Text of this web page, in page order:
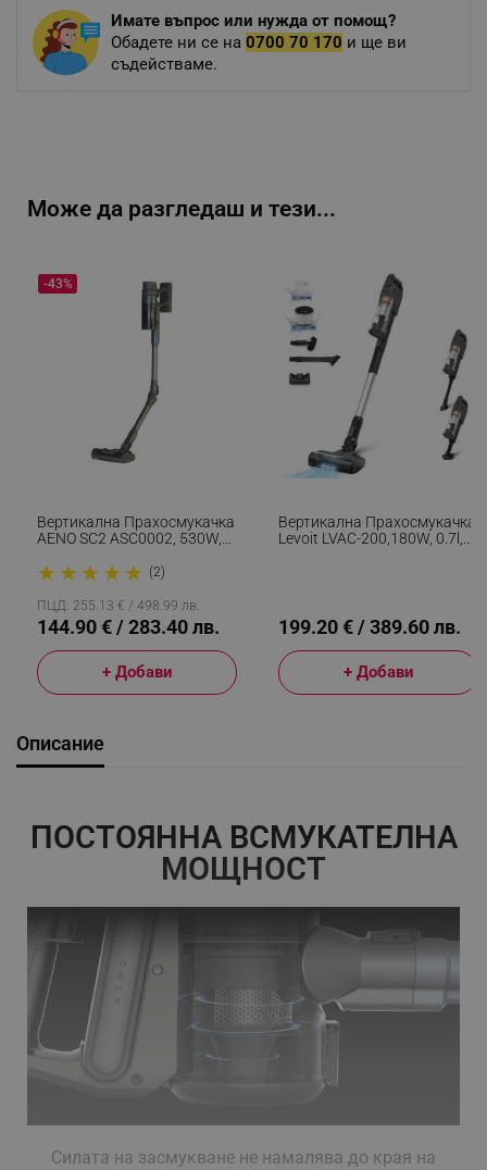
Имате въпрос или нужда от помощ?
Обадете ни се на 0700 70 170 и ще ви
съдействаме.
Може да разгледаш и тези...
Вертикална Прахосмукачка
AENO SC2 ASC0002, 530W,
Сензорен LED Панел, Миещ
Се MIF Филтър, Сив
★ ★ ★ ★ ★ (2)
-43%
ПЦД: 255.13 € / 498.99 лв.
144.90 € / 283.40 лв.
+ Добави
Вертикална Прахосмукачка
Levoit LVAC-200,180W, 0.7l,
199.20 € / 389.60 лв.
+ Добави
Описание
ПОСТОЯННА ВСМУКАТЕЛНА
МОЩНОСТ
Силата на засмукване не намалява до края на